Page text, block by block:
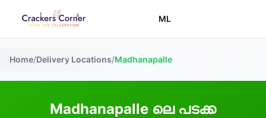
ML
Home/Delivery Locations/Madhanapalle
Madhanapalle ലെ പടക്ക